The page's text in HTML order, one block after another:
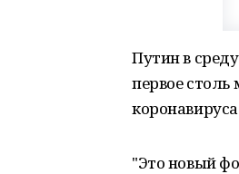
Путин в
первое
"Это новый